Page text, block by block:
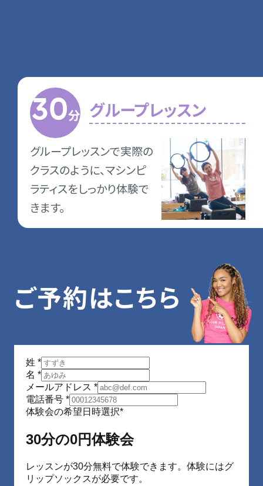
30分 グループレッスン
グループレッスンで実際の
クラスのように、マシンピ
ラティスをしっかり体験で
きます。
ご予約はこちら